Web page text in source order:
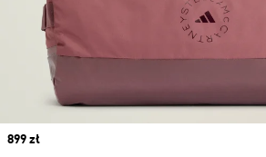
Price
899 zł